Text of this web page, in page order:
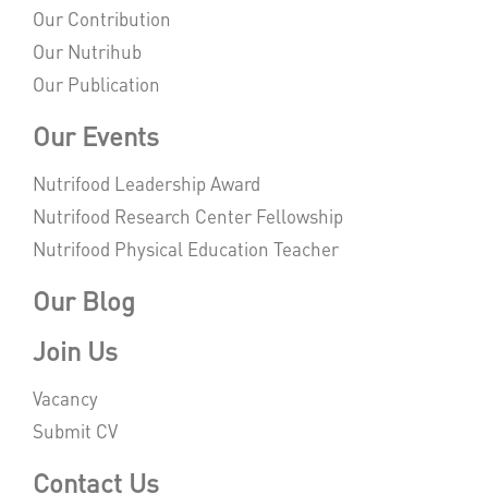
Our Contribution
Our Nutrihub
Our Publication
Our Events
Nutrifood Leadership Award
Nutrifood Research Center Fellowship
Nutrifood Physical Education Teacher
Our Blog
Join Us
Vacancy
Submit CV
Contact Us